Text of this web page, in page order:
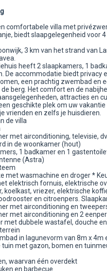
comfortabele villa met
biedt slaapgelegenheid voor
3 km van het strand van
heeft 2 slaapkamers, 1
De accommodatie biedt privacy
een prachtig zwembad en
de berg. Het comfort en de
attracties en
geschikte plek om uw
vrienden en zelfs je huisdieren.
de villa
met airconditioning, televisie,
in de woonkamer (hout)
1 badkamer en 1
(Astra)
met wasmachine en droger *
elektrisch fornuis, elektrische
koelkast, vriezer, elektrische
en citroenpers.
met airconditioning en
met airconditioning en 2
met dubbele wastafel, douche
in lagunevorm van 8m x 4m
tuin met gazon, bomen en
waarvan één overdekt
en barbecue